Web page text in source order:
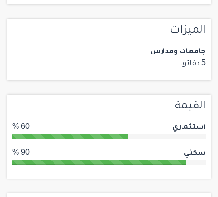
الميزات
جامعات ومدارس
5 دقائق
القيمة
استثماري 60 %
سكني 90 %